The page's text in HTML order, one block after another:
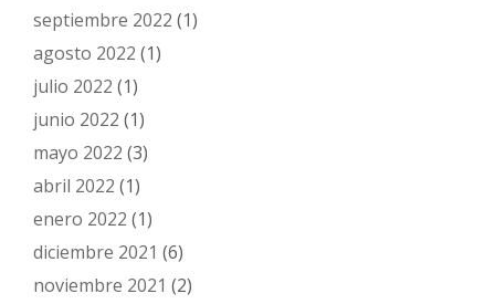
septiembre 2022 (1)
agosto 2022 (1)
julio 2022 (1)
junio 2022 (1)
mayo 2022 (3)
abril 2022 (1)
enero 2022 (1)
diciembre 2021 (6)
noviembre 2021 (2)